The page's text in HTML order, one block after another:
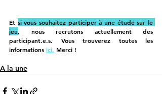
Et si vous souhaitez participer à une étude sur le
jeu, nous recrutons actuellement des
participant.e.s. Vous trouverez toutes les
informations ici. Merci !
A la une